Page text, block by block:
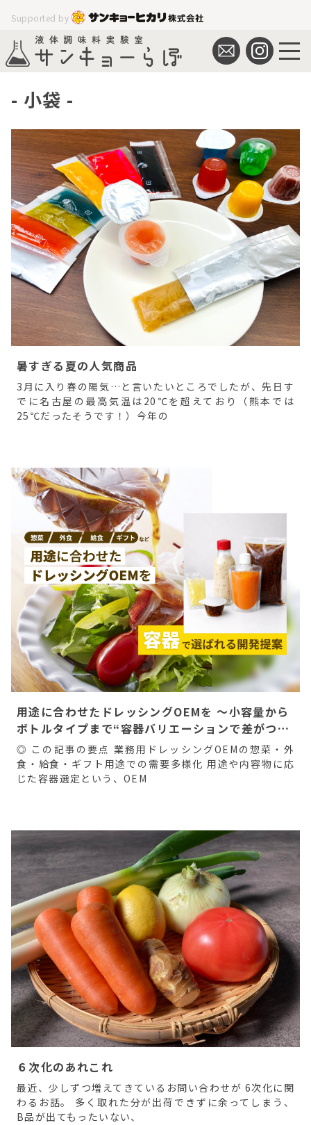
Supported by
小袋
暑すぎる夏の人気商品
3月に入り春の陽気…と言いたいところでしたが、先日す
でに名古屋の最高気温は20℃を超えており（熊本では
25℃だったそうです！）今年の
用途に合わせたドレッシングOEMを ～小容量から
ボトルタイプまで“容器バリエーションで差がつ
く”開発提案～
◎ この記事の要点 業務用ドレッシングOEMの惣菜・外
食・給食・ギフト用途での需要多様化 用途や内容物に応
じた容器選定という、OEM
６次化のあれこれ
最近、少しずつ増えてきているお問い合わせが 6次化に関
わるお話。 多く取れた分が出荷できずに余ってしまう、
B品が出てもったいない、